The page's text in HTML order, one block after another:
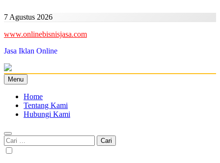
to
7 Agustus 2026
www.onlinebisnisjasa.com
Jasa Iklan Online
Menu
Home
Tentang Kami
Hubungi Kami
Cari
untuk: